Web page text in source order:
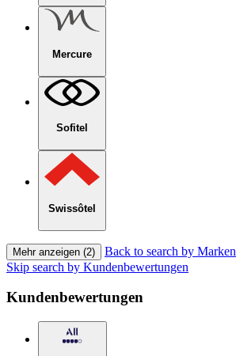
Mercure
Sofitel
Swissôtel
Mehr anzeigen (2)
Back to search by Marken
Skip search by Kundenbewertungen
Kundenbewertungen